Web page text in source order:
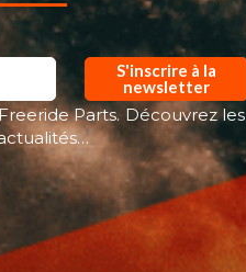
S'inscrire à la
newsletter
Parts. Découvrez les